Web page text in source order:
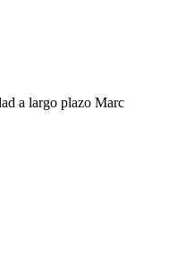
a largo plazo Marc